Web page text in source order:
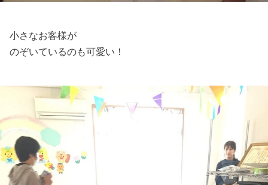
小さなお客様が
のぞいているのも可愛い！